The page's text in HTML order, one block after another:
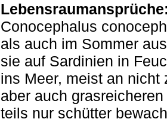
Conocephalus
als auch im Sommer
sie auf Sardinien in
ins Meer, meist an
aber auch
teils nur schütter